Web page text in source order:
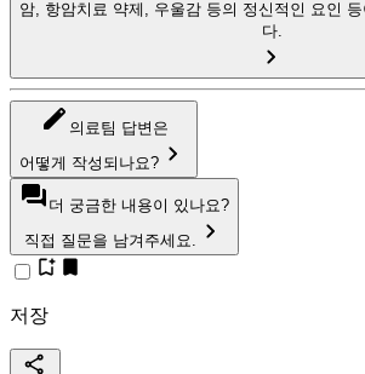
암, 항암치료 약제, 우울감 등의 정신적인 요인
다.
의료팀 답변은
어떻게 작성되나요?
더 궁금한 내용이 있나요?
직접 질문을 남겨주세요.
저장